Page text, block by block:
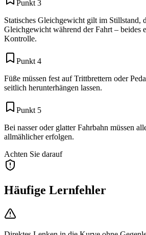
Punkt 3
Statisches Gleichgewicht gilt im Stillstand,
Gleichgewicht während der Fahrt – beides
Kontrolle.
Punkt 4
Füße müssen fest auf Trittbrettern oder
seitlich herunterhängen lassen.
Punkt 5
Bei nasser oder glatter Fahrbahn müssen
allmählicher erfolgen.
Achten Sie darauf
Häufige Lernfehler